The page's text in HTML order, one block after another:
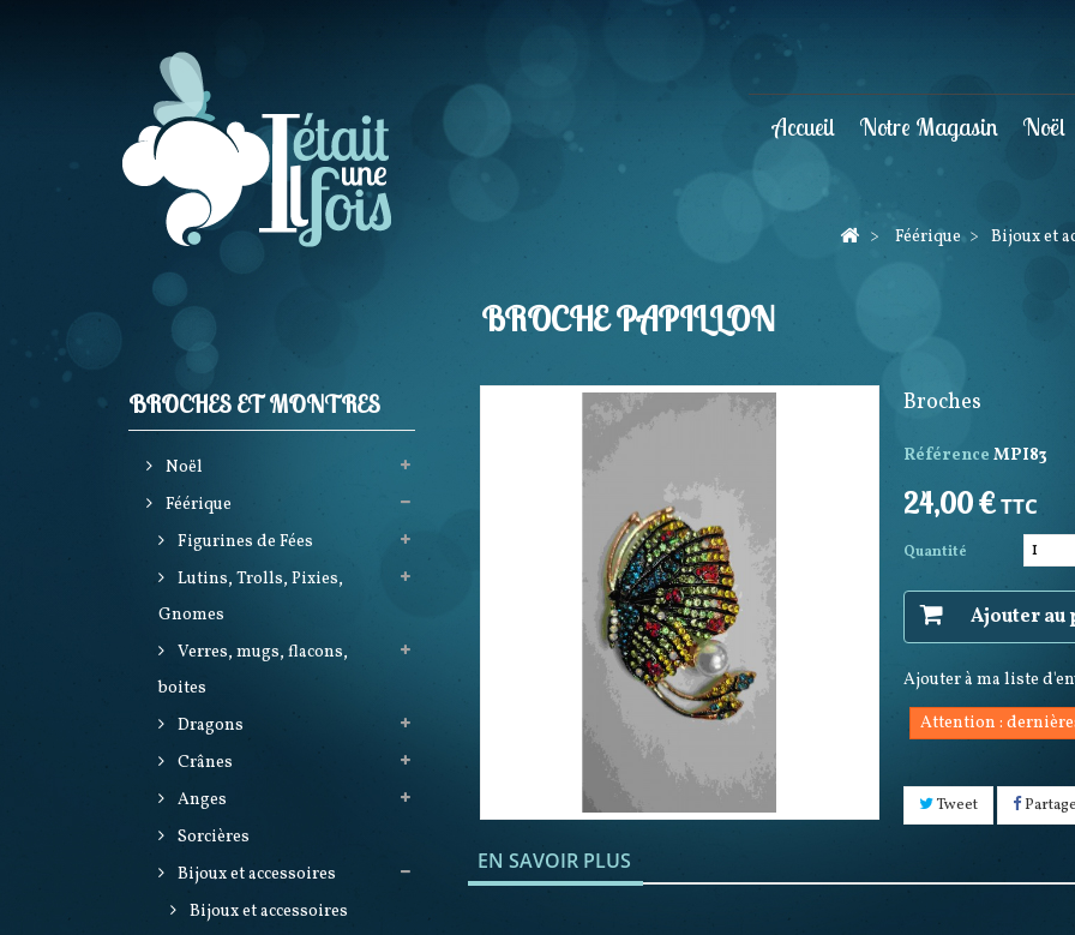
Accueil Notre Magasin Noël
> Féérique > Bijoux et
BROCHES ET MONTRES
Noël
Féérique
Figurines de Fées
Lutins, Trolls, Pixies,
Gnomes
Verres, mugs, flacons,
boites
Dragons
Crânes
Anges
Sorcières
Bijoux et accessoires
Bijoux et accessoires
BROCHE PAPILLON
Broches
Référence MPI83
24,00 €TTC
Quantité
Ajouter au
Ajouter à ma liste
Attention :
Tweet
EN SAVOIR PLUS